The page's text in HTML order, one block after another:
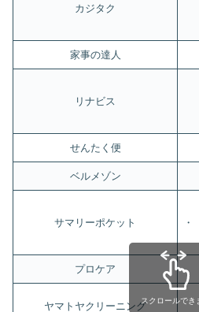
カジタク
家事の達人
リナビス
せんたく便
ベルメゾン
サマリーポケット
プロケア
ヤマトヤクリーニングスクロールでき